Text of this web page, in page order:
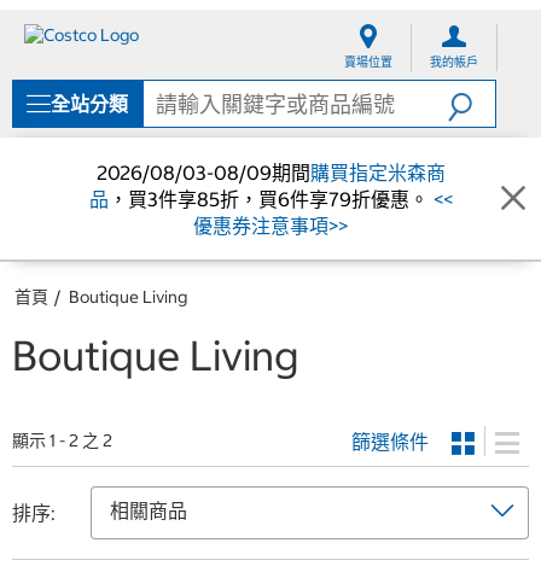
單
賣場位置 我的帳戶
全站分類
2026/08/03-08/09期間購買指定米森商
品 ，買3件享85折，買6件享79折優惠。 <<
優惠券注意事項>>
首頁 Boutique Living
Boutique Living
顯示 1 - 2 之 2 篩選條件
排序: